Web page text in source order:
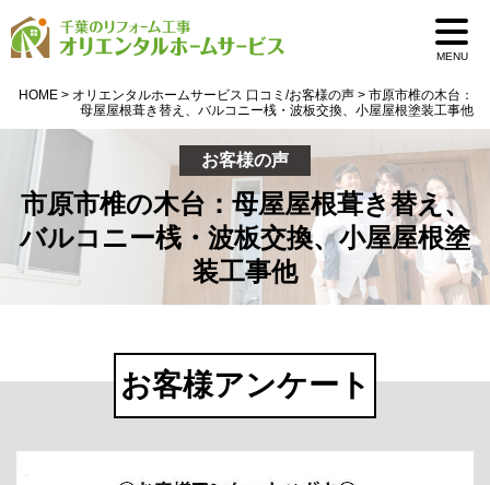
MENU
HOME > オリエンタルホームサービス 口コミ/お客様の声 > 市原市椎の木台：
母屋屋根葺き替え、バルコニー桟・波板交換、小屋屋根塗装工事他
お客様の声
市原市椎の木台：母屋屋根葺き替え、
バルコニー桟・波板交換、小屋屋根塗
装工事他
お客様アンケート